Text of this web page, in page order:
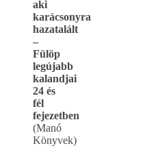
aki
karácsonyra
hazatalált
–
Fülöp
legújabb
kalandjai
24 és
fél
fejezetben
(Manó
Könyvek)